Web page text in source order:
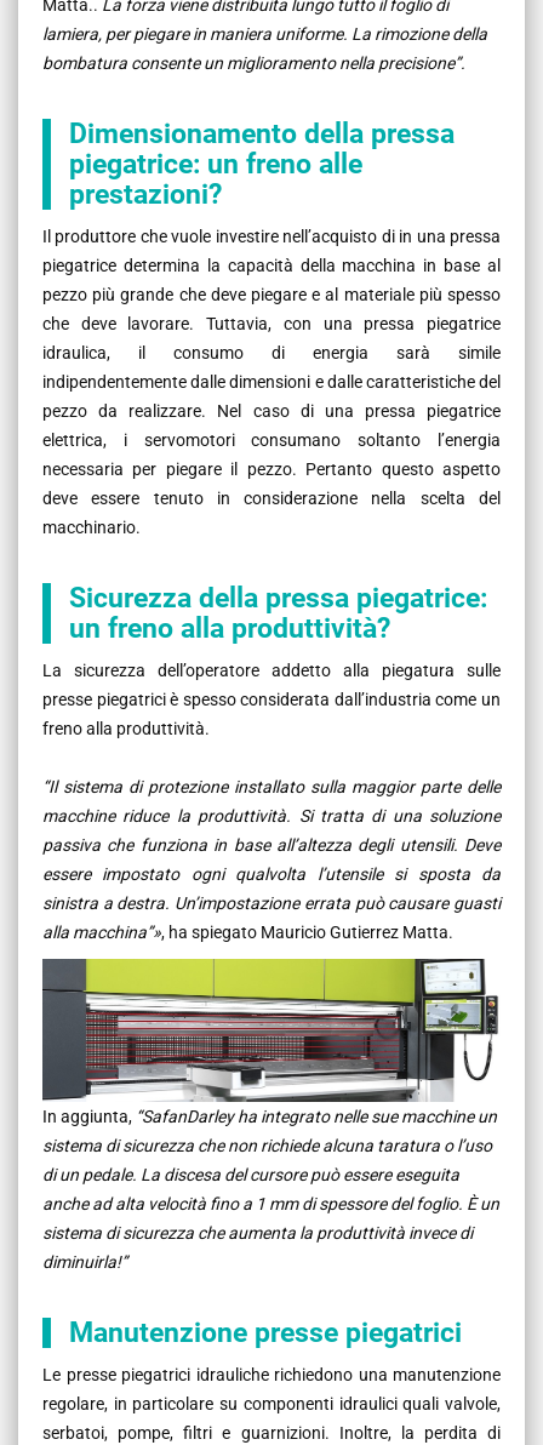
Matta.. La forza viene distribuita lungo tutto il foglio di
lamiera, per piegare in maniera uniforme. La rimozione della
bombatura consente un miglioramento nella precisione”.
Dimensionamento della pressa
piegatrice: un freno alle
prestazioni?
Il produttore che vuole investire nell’acquisto di in una pressa
piegatrice determina la capacità della macchina in base al
pezzo più grande che deve piegare e al materiale più spesso
che deve lavorare. Tuttavia, con una pressa piegatrice
idraulica, il consumo di energia sarà simile
indipendentemente dalle dimensioni e dalle caratteristiche del
pezzo da realizzare. Nel caso di una pressa piegatrice
elettrica, i servomotori consumano soltanto l’energia
necessaria per piegare il pezzo. Pertanto questo aspetto
deve essere tenuto in considerazione nella scelta del
macchinario.
Sicurezza della pressa piegatrice:
un freno alla produttività?
La sicurezza dell’operatore addetto alla piegatura sulle
presse piegatrici è spesso considerata dall’industria come un
freno alla produttività.
“Il sistema di protezione installato sulla maggior parte delle
macchine riduce la produttività. Si tratta di una soluzione
passiva che funziona in base all’altezza degli utensili. Deve
essere impostato ogni qualvolta l’utensile si sposta da
sinistra a destra. Un’impostazione errata può causare guasti
alla macchina”», ha spiegato Mauricio Gutierrez Matta.
In aggiunta, “SafanDarley ha integrato nelle sue macchine un
sistema di sicurezza che non richiede alcuna taratura o l’uso
di un pedale. La discesa del cursore può essere eseguita
anche ad alta velocità fino a 1 mm di spessore del foglio. È un
sistema di sicurezza che aumenta la produttività invece di
diminuirla!”
Manutenzione presse piegatrici
Le presse piegatrici idrauliche richiedono una manutenzione
regolare, in particolare su componenti idraulici quali valvole,
serbatoi, pompe, filtri e guarnizioni. Inoltre, la perdita di